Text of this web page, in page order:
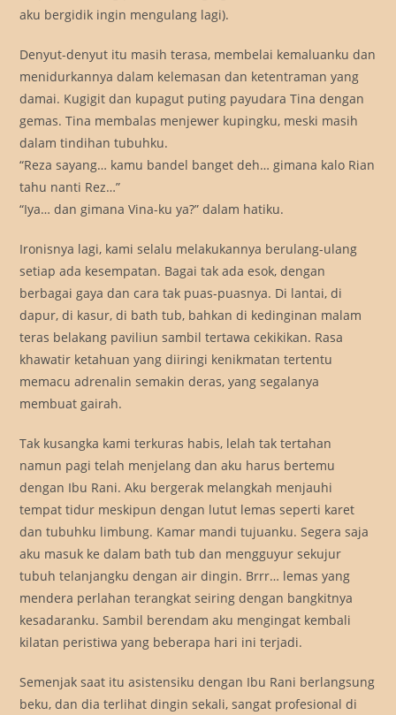
aku bergidik ingin mengulang lagi).
Denyut-denyut itu masih terasa, membelai kemaluanku dan
menidurkannya dalam kelemasan dan ketentraman yang
damai. Kugigit dan kupagut puting payudara Tina dengan
gemas. Tina membalas menjewer kupingku, meski masih
dalam tindihan tubuhku.
“Reza sayang… kamu bandel banget deh… gimana kalo Rian
tahu nanti Rez…”
“Iya… dan gimana Vina-ku ya?” dalam hatiku.
Ironisnya lagi, kami selalu melakukannya berulang-ulang
setiap ada kesempatan. Bagai tak ada esok, dengan
berbagai gaya dan cara tak puas-puasnya. Di lantai, di
dapur, di kasur, di bath tub, bahkan di kedinginan malam
teras belakang paviliun sambil tertawa cekikikan. Rasa
khawatir ketahuan yang diiringi kenikmatan tertentu
memacu adrenalin semakin deras, yang segalanya
membuat gairah.
Tak kusangka kami terkuras habis, lelah tak tertahan
namun pagi telah menjelang dan aku harus bertemu
dengan Ibu Rani. Aku bergerak melangkah menjauhi
tempat tidur meskipun dengan lutut lemas seperti karet
dan tubuhku limbung. Kamar mandi tujuanku. Segera saja
aku masuk ke dalam bath tub dan mengguyur sekujur
tubuh telanjangku dengan air dingin. Brrr… lemas yang
mendera perlahan terangkat seiring dengan bangkitnya
kesadaranku. Sambil berendam aku mengingat kembali
kilatan peristiwa yang beberapa hari ini terjadi.
Semenjak saat itu asistensiku dengan Ibu Rani berlangsung
beku, dan dia terlihat dingin sekali, sangat profesional di